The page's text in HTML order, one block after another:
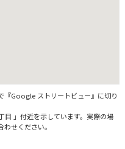
『Google ストリートビュー』に切り
」付近を示しています。実際の場
せください。